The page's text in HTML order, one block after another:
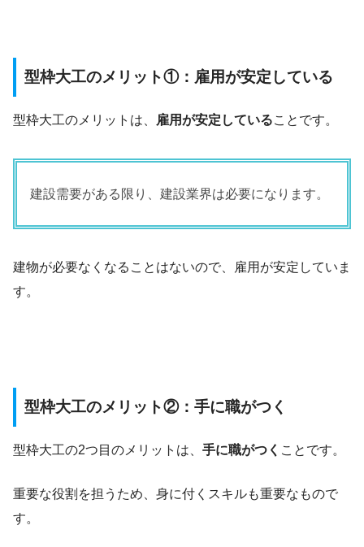
型枠大工のメリット①：雇用が安定している
型枠大工のメリットは、 雇用が安定していることです。
建設需要がある限り、建設業界は必要になります。
建物が必要なくなることはないので、雇用が安定していま
す。
型枠大工のメリット②：手に職がつく
型枠大工の2つ目のメリットは、 手に職がつく ことです。
重要な役割を担うため、身に付くスキルも重要なもので
す。